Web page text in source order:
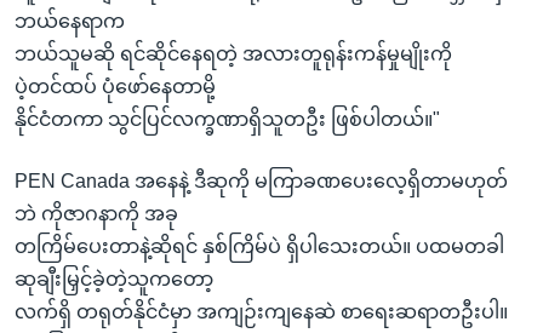
ဘယ်နေရာက
ဘယ်သူမဆို ရင်ဆိုင်နေရတဲ့ အလားတူရုန်းကန်မှုမျိုးကို
ပဲ့တင်ထပ် ပုံဖော်နေတာမို့
နိုင်ငံတကာ သွင်ပြင်လက္ခဏာရှိသူတဦး ဖြစ်ပါတယ်။"
PEN Canada အနေနဲ့ ဒီဆုကို မကြာခဏပေးလေ့ရှိတာမဟုတ်
ဘဲ ကိုဇာဂနာကို အခု
တကြိမ်ပေးတာနဲ့ဆိုရင် နှစ်ကြိမ်ပဲ ရှိပါသေးတယ်။ ပထမတခါ
ဆုချီးမြှင့်ခဲ့တဲ့သူကတော့
လက်ရှိ တရုတ်နိုင်ငံမှာ အကျဉ်းကျနေဆဲ စာရေးဆရာတဦးပါ။